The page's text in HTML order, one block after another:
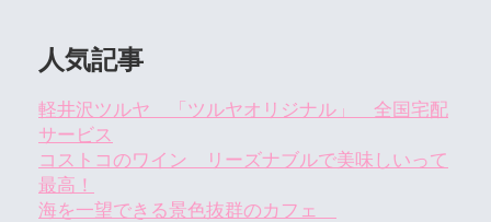
人気記事
軽井沢ツルヤ 「ツルヤオリジナル」 全国宅配
サービス
コストコのワイン リーズナブルで美味しいって
最高！
海を一望できる景色抜群のカフェ